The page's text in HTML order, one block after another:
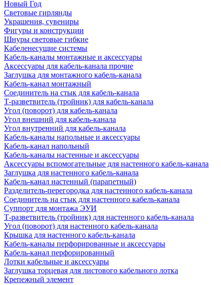
Новый Год
Световые гирлянды
Украшения, сувениры
Фигуры и конструкции
Шнуры световые гибкие
Кабеленесущие системы
Кабель-каналы монтажные и аксессуары
Аксессуары для кабель-канала прочие
Заглушка для монтажного кабель-канала
Кабель-канал монтажный
Соединитель на стык для кабель-канала
Т-разветвитель (тройник) для кабель-канала
Угол (поворот) для кабель-канала
Угол внешний для кабель-канала
Угол внутренний для кабель-канала
Кабель-каналы напольные и аксессуары
Кабель-канал напольный
Кабель-каналы настенные и аксессуары
Аксессуары вспомогательные для настенного кабель-канала
Заглушка для настенного кабель-канала
Кабель-канал настенный (парапетный)
Разделитель-перегородка для настенного кабель-канала
Соединитель на стык для настенного кабель-канала
Суппорт для монтажа ЭУИ
Т-разветвитель (тройник) для настенного кабель-канала
Угол (поворот) для настенного кабель-канала
Крышка для настенного кабель-канала
Кабель-каналы перфорированные и аксессуары
Кабель-канал перфорированный
Лотки кабельные и аксессуары
Заглушка торцевая для листового кабельного лотка
Крепежный элемент